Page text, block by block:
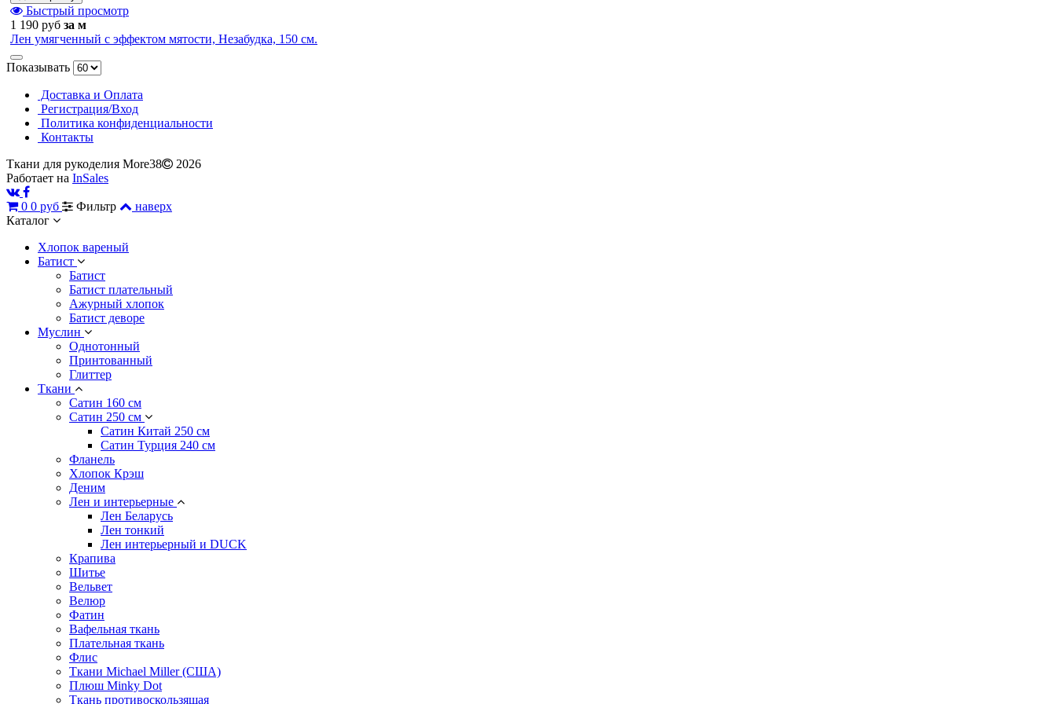
Быстрый просмотр
1 190 руб за м
Лен умягченный с эффектом мятости, Незабудка, 150 см.
Показывать
Доставка и Оплата
Регистрация/Вход
Политика конфиденциальности
Контакты
Ткани для рукоделия More38
2026
Работает на InSales
0 0 руб Фильтр
наверх
Каталог
Хлопок вареный
Батист
Батист
Батист плательный
Ажурный хлопок
Батист деворе
Муслин
Однотонный
Принтованный
Глиттер
Ткани
Сатин 160 см
Сатин 250 см
Сатин Китай 250 см
Сатин Турция 240 см
Фланель
Хлопок Крэш
Деним
Лен и интерьерные
Лен Беларусь
Лен тонкий
Лен интерьерный и DUCK
Крапива
Шитье
Вельвет
Велюр
Фатин
Вафельная ткань
Плательная ткань
Флис
Ткани Michael Miller (США)
Плюш Minky Dot
Ткань противоскользящая